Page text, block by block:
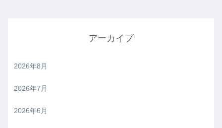
アーカイブ
2026年8月
2026年7月
2026年6月